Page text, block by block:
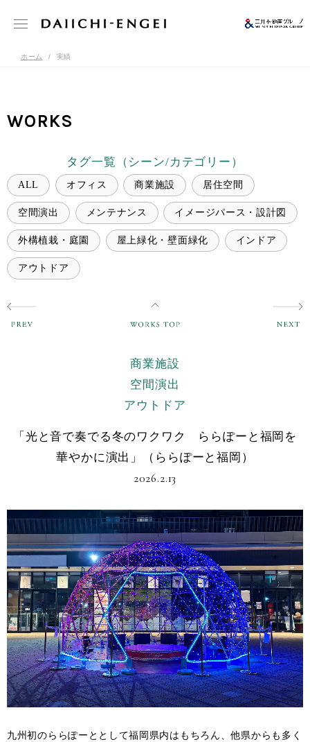
ホーム 実績
WORKS
タグ一覧（シーン/カテゴリー）
ALL オフィス 商業施設 居住空間
空間演出 メンテナンス イメージパース・設計図
外構植栽・庭園 屋上緑化・壁面緑化 インドア
アウトドア
商業施設
空間演出
アウトドア
「光と音で奏でる冬のワクワク ららぽーと福岡を
華やかに演出」（ららぽーと福岡）
2026.2.13
九州初のららぽーととして福岡県内はもちろん、他県からも多く